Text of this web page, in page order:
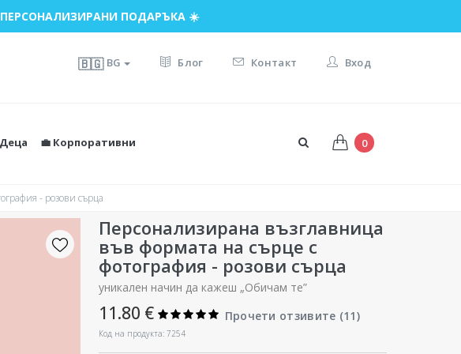
ПОДАРЪКА ☀️
🇧🇬BG Блог Контакт Вход
Деца 💼 Корпоративни 0
- розови сърца
Персонализирана възглавница
във формата на сърце с
фотография - розови сърца
уникален начин да кажеш „Обичам те”
11.80 € Прочети отзивите (11)
Код на продукта: 7254